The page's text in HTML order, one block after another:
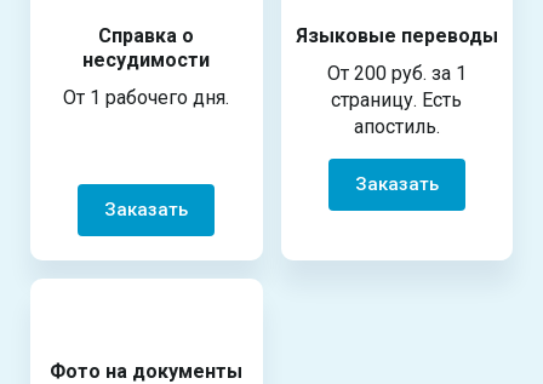
Справка о
несудимости
От 1 рабочего дня.
Заказать
Языковые переводы
От 200 руб. за 1
страницу. Есть
апостиль.
Заказать
Фото на документы